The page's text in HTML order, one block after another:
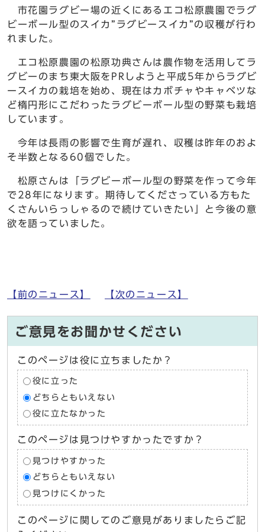
市花園ラグビー場の近くにあるエコ松原農園でラグ
ビーボール型のスイカ”ラグビースイカ”の収穫が行わ
れました。
エコ松原農園の松原功典さんは農作物を活用してラ
グビーのまち東大阪をPRしようと平成5年からラグビ
ースイカの栽培を始め、現在はカボチャやキャベツな
ど楕円形にこだわったラグビーボール型の野菜も栽培
しています。
今年は長雨の影響で生育が遅れ、収穫は昨年のおよ
そ半数となる60個でした。
松原さんは「ラグビーボール型の野菜を作って今年
で28年になります。期待してくださっている方もた
くさんいらっしゃるので続けていきたい」と今後の意
欲を語っていました。
【前のニュース】 【次のニュース】
ご意見をお聞かせください
このページは役に立ちましたか？
役に立った
どちらともいえない
役に立たなかった
このページは見つけやすかったですか？
見つけやすかった
どちらともいえない
見つけにくかった
このページに関してのご意見がありましたらご記